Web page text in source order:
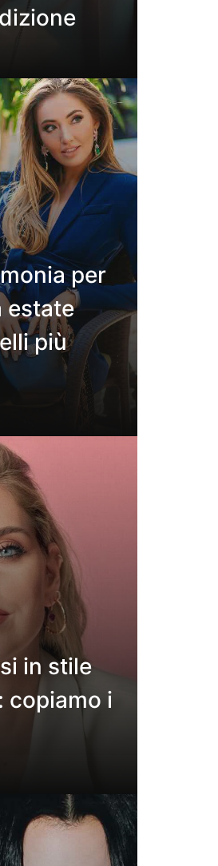
per
estate
più
in stile
copiamo i